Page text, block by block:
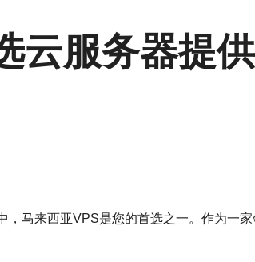
云服务器提
马来西亚VPS是您的首选之一。作为一